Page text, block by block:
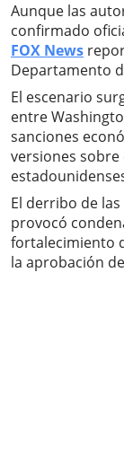
Aunque las
confirmado
FOX News
Departamento
El escenario
entre
sanciones
versiones
El derribo de
provocó
fortalecimiento
la aprobación